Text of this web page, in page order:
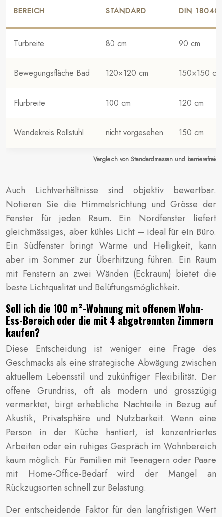
Vergleich von Standardmassen und
BEREICH STANDARD DIN 18040
Türbreite 80 cm 90 cm
Bewegungsfläche Bad 120×120 cm 150×150 cm
Flurbreite 100 cm 120 cm
Wendekreis Rollstuhl nicht vorgesehen 150 cm
Auch Lichtverhältnisse sind objektiv bewertbar.
Notieren Sie die Himmelsrichtung und Grösse der
Fenster für jeden Raum. Ein Nordfenster liefert
gleichmässiges, aber kühles Licht – ideal für ein Büro.
Ein Südfenster bringt Wärme und Helligkeit, kann
aber im Sommer zur Überhitzung führen. Ein Raum
mit Fenstern an zwei Wänden (Eckraum) bietet die
beste Lichtqualität und Belüftungsmöglichkeit.
Soll ich die 100 m²-Wohnung mit offenem Wohn-
Ess-Bereich oder die mit 4 abgetrennten Zimmern
kaufen?
Diese Entscheidung ist weniger eine Frage des
Geschmacks als eine strategische Abwägung zwischen
aktuellem Lebensstil und zukünftiger Flexibilität. Der
offene Grundriss, oft als modern und grosszügig
vermarktet, birgt erhebliche Nachteile in Bezug auf
Akustik, Privatsphäre und Nutzbarkeit. Wenn eine
Person in der Küche hantiert, ist konzentriertes
Arbeiten oder ein ruhiges Gespräch im Wohnbereich
kaum möglich. Für Familien mit Teenagern oder Paare
mit Home-Office-Bedarf wird der Mangel an
Rückzugsorten schnell zur Belastung.
Der entscheidende Faktor für den langfristigen Wert